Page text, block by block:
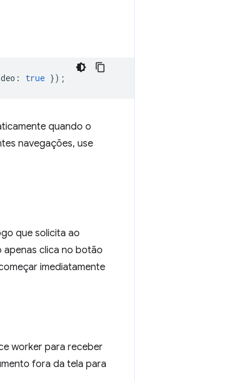
: true });
quando o
navegações, use
que solicita ao
apenas clica no botão
imediatamente
worker para receber
fora da tela para